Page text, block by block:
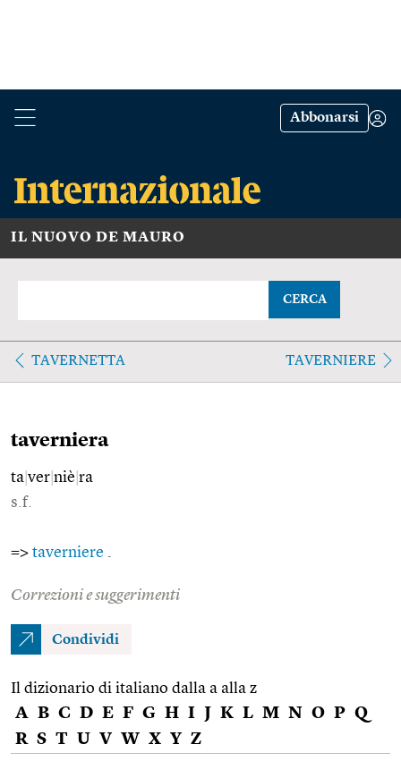
Abbonarsi
IL NUOVO DE MAURO
CERCA
TAVERNETTA TAVERNIERE
taverniera
ta ver niè ra
s.f.
=> taverniere
Correzioni e suggerimenti
Condividi
Il dizionario di italiano dalla a alla z
A B C D E F G H I J K L M N O P Q
R S T U V W X Y Z